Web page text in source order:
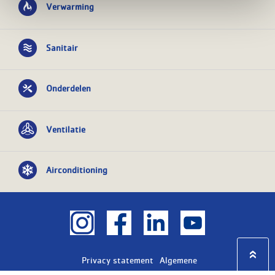
Verwarming
Sanitair
Onderdelen
Ventilatie
Airconditioning
Privacy statement
Algemene